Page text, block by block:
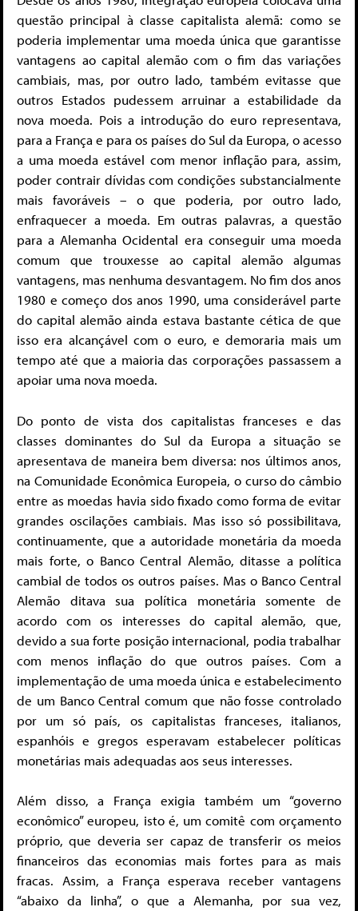
questão principal à classe capitalista alemã: como se
poderia implementar uma moeda única que garantisse
vantagens ao capital alemão com o fim das variações
cambiais, mas, por outro lado, também evitasse que
outros Estados pudessem arruinar a estabilidade da
nova moeda. Pois a introdução do euro representava,
para a França e para os países do Sul da Europa, o acesso
a uma moeda estável com menor inflação para, assim,
poder contrair dívidas com condições substancialmente
mais favoráveis – o que poderia, por outro lado,
enfraquecer a moeda. Em outras palavras, a questão
para a Alemanha Ocidental era conseguir uma moeda
comum que trouxesse ao capital alemão algumas
vantagens, mas nenhuma desvantagem. No fim dos anos
1980 e começo dos anos 1990, uma considerável parte
do capital alemão ainda estava bastante cética de que
isso era alcançável com o euro, e demoraria mais um
tempo até que a maioria das corporações passassem a
apoiar uma nova moeda.
Do ponto de vista dos capitalistas franceses e das
classes dominantes do Sul da Europa a situação se
apresentava de maneira bem diversa: nos últimos anos,
na Comunidade Econômica Europeia, o curso do câmbio
entre as moedas havia sido fixado como forma de evitar
grandes oscilações cambiais. Mas isso só possibilitava,
continuamente, que a autoridade monetária da moeda
mais forte, o Banco Central Alemão, ditasse a política
cambial de todos os outros países. Mas o Banco Central
Alemão ditava sua política monetária somente de
acordo com os interesses do capital alemão, que,
devido a sua forte posição internacional, podia trabalhar
com menos inflação do que outros países. Com a
implementação de uma moeda única e estabelecimento
de um Banco Central comum que não fosse controlado
por um só país, os capitalistas franceses, italianos,
espanhóis e gregos esperavam estabelecer políticas
monetárias mais adequadas aos seus interesses.
Além disso, a França exigia também um “governo
econômico” europeu, isto é, um comitê com orçamento
próprio, que deveria ser capaz de transferir os meios
financeiros das economias mais fortes para as mais
fracas. Assim, a França esperava receber vantagens
“abaixo da linha”, o que a Alemanha, por sua vez,